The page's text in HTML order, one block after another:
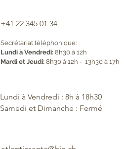
+41 22 345 01 34
Secrétariat téléphonique:
Lundi à Vendredi: 8h30 à 12h
Mardi et Jeudi: 8h30 à 12h - 13h30 à 17h
Lundi à Vendredi : 8h à 18h30
Samedi et Dimanche : Fermé